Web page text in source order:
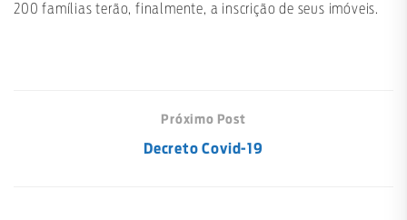
200 famílias terão, finalmente, a inscrição de seus imóveis.
Próximo Post
Decreto Covid-19